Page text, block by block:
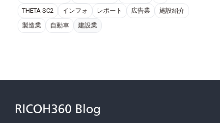
THETA SC2
インフォ レポート 広告業
施設紹介
製造業
自動車 建設業
RICOH360 Blog